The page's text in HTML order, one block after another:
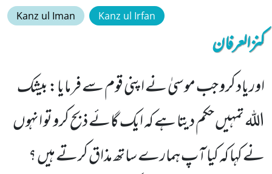
Kanz ul Iman Kanz ul Irfan
کنزالعرفان
اوریاد کرو جب موسیٰ نے اپنی قوم سے فرمایا: بیشک
اللہ تمہیں حکم دیتا ہے کہ ایک گائے ذبح کرو تو انہوں
نے کہا کہ کیا آپ ہمارے ساتھ مذاق کرتے ہیں ؟